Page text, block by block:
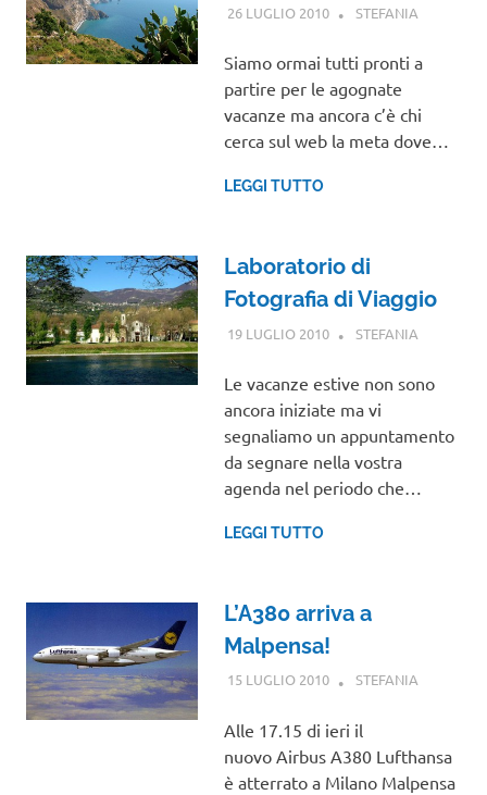
26 LUGLIO 2010 STEFANIA
NEL
Siamo ormai tutti pronti a
partire per le agognate
vacanze ma ancora c’è chi
cerca sul web la meta dove…
LEGGI TUTTO
Laboratorio di
Fotografia di Viaggio
19 LUGLIO 2010 STEFANIA
Le vacanze estive non sono
ancora iniziate ma vi
segnaliamo un appuntamento
da segnare nella vostra
agenda nel periodo che…
LEGGI TUTTO
L’A380 arriva a
Malpensa!
15 LUGLIO 2010 STEFANIANOTIZIE
Alle 17.15 di ieri il
nuovo Airbus A380 Lufthansa
è atterrato a Milano Malpensa